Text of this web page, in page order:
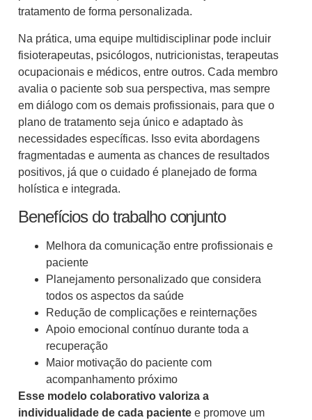
tratamento de forma personalizada.
Na prática, uma equipe multidisciplinar pode incluir
fisioterapeutas, psicólogos, nutricionistas, terapeutas
ocupacionais e médicos, entre outros. Cada membro
avalia o paciente sob sua perspectiva, mas sempre
em diálogo com os demais profissionais, para que o
plano de tratamento seja único e adaptado às
necessidades específicas. Isso evita abordagens
fragmentadas e aumenta as chances de resultados
positivos, já que o cuidado é planejado de forma
holística e integrada.
Benefícios do trabalho conjunto
Melhora da comunicação entre profissionais e
paciente
Planejamento personalizado que considera
todos os aspectos da saúde
Redução de complicações e reinternações
Apoio emocional contínuo durante toda a
recuperação
Maior motivação do paciente com
acompanhamento próximo
Esse modelo colaborativo valoriza a
individualidade de cada paciente e promove um